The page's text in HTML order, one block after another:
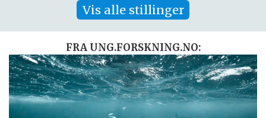
Vis alle stillinger
FRA UNG.FORSKNING.NO: